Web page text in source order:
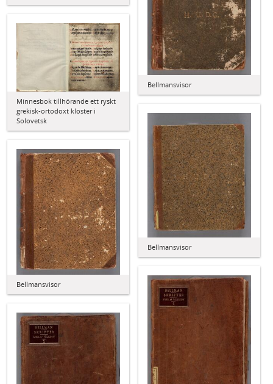
Bellmansvisor
Minnesbok tillhörande ett ryskt
grekisk-ortodoxt kloster i
Solovetsk
Bellmansvisor
Bellmansvisor